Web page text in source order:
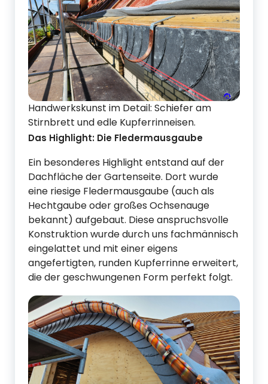
Handwerkskunst im Detail: Schiefer am
Stirnbrett und edle Kupferrinneisen.
Das Highlight: Die Fledermausgaube
Ein besonderes Highlight entstand auf der
Dachfläche der Gartenseite. Dort wurde
eine riesige Fledermausgaube (auch als
Hechtgaube oder großes Ochsenauge
bekannt) aufgebaut. Diese anspruchsvolle
Konstruktion wurde durch uns fachmännisch
eingelattet und mit einer eigens
angefertigten, runden Kupferrinne erweitert,
die der geschwungenen Form perfekt folgt.